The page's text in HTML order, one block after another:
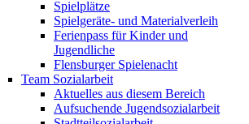
Spielplätze
Spielgeräte- und Materialverleih
Ferienpass für Kinder und
Jugendliche
Flensburger Spielenacht
Team Sozialarbeit
Aktuelles aus diesem Bereich
Aufsuchende Jugendsozialarbeit